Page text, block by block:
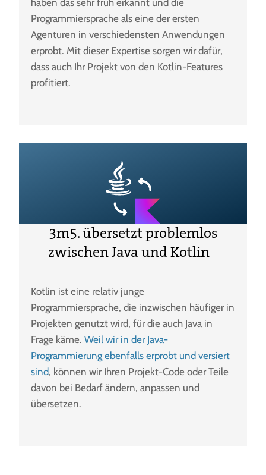
haben das sehr früh erkannt und die
Programmiersprache als eine der ersten
Agenturen in verschiedensten Anwendungen
erprobt. Mit dieser Expertise sorgen wir dafür,
dass auch Ihr Projekt von den Kotlin-Features
profitiert.
3m5. übersetzt problemlos
zwischen Java und Kotlin
Kotlin ist eine relativ junge
Programmiersprache, die inzwischen häufiger in
Projekten genutzt wird, für die auch Java in
Frage käme. Weil wir in der Java-
Programmierung ebenfalls erprobt und versiert
sind, können wir Ihren Projekt-Code oder Teile
davon bei Bedarf ändern, anpassen und
übersetzen.